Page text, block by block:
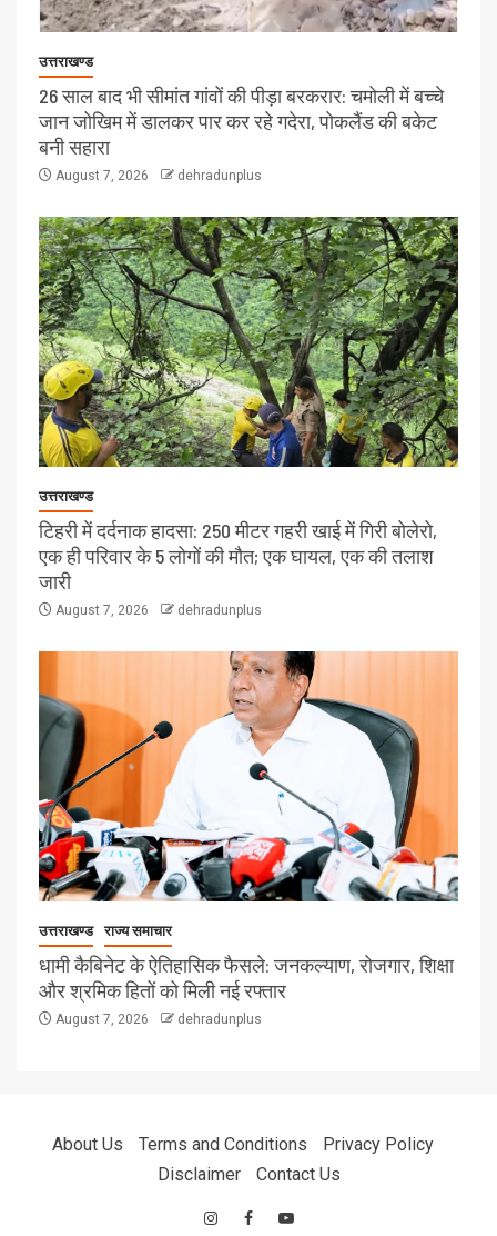
उत्तराखण्ड
26 साल बाद भी सीमांत गांवों की पीड़ा बरकरार: चमोली में बच्चे
जान जोखिम में डालकर पार कर रहे गदेरा, पोकलैंड की बकेट
बनी सहारा
August 7, 2026 dehradunplus
उत्तराखण्ड
टिहरी में दर्दनाक हादसा: 250 मीटर गहरी खाई में गिरी बोलेरो,
एक ही परिवार के 5 लोगों की मौत; एक घायल, एक की तलाश
जारी
August 7, 2026 dehradunplus
उत्तराखण्ड राज्य समाचार
धामी कैबिनेट के ऐतिहासिक फैसले: जनकल्याण, रोजगार, शिक्षा
और श्रमिक हितों को मिली नई रफ्तार
August 7, 2026 dehradunplus
About Us Terms and Conditions
Privacy Policy
Disclaimer
Contact Us